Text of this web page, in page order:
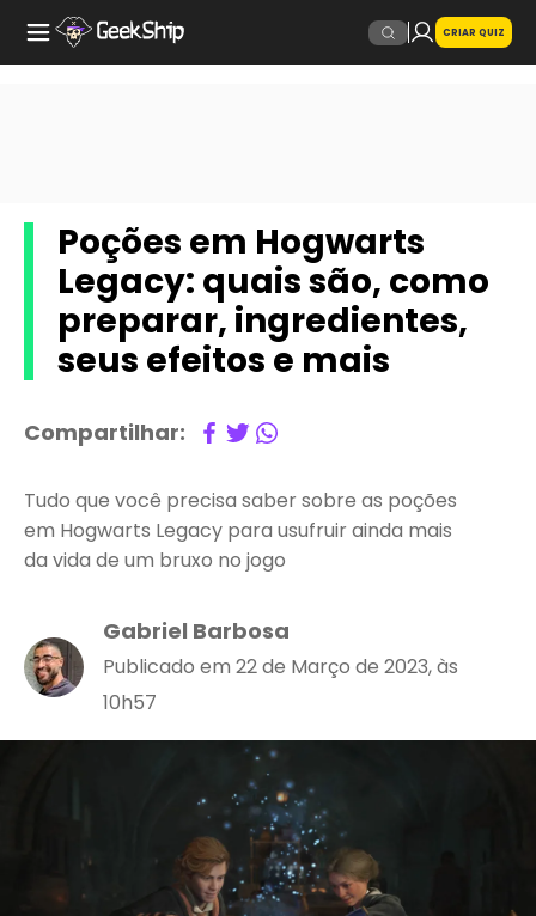
CRIAR QUIZ
Poções em Hogwarts
Legacy: quais são, como
preparar, ingredientes,
seus efeitos e mais
Compartilhar:
Tudo que você precisa saber sobre as poções
em Hogwarts Legacy para usufruir ainda mais
da vida de um bruxo no jogo
Gabriel Barbosa
Publicado em 22 de Março de 2023, às
10h57